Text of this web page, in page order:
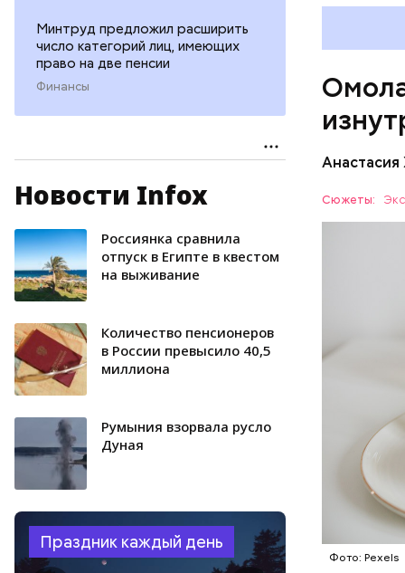
Минтруд предложил расширить
число категорий лиц, имеющих
право на две пенсии
Финансы
Новости Infox
Россиянка сравнила
отпуск в Египте в квестом
на выживание
Количество пенсионеров
в России превысило 40,5
миллиона
Румыния взорвала русло
Дуная
Праздник каждый день
Сюжеты:
Фото: Pexels
Дыня
лютеин
наше
калий